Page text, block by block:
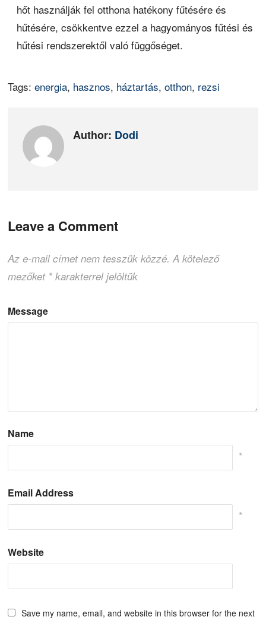
hőt használják fel otthona hatékony fűtésére és
hűtésére, csökkentve ezzel a hagyományos fűtési és
hűtési rendszerektől való függőséget.
Tags:energia, hasznos, háztartás,otthon, rezsi
Author: Dodi
Leave a Comment
Az e-mail címet nem tesszük közzé. A kötelező
mezőket * karakterrel jelöltük
Message
Name
*
Email Address
*
Website
Save my name, email, and website in this browser for the next